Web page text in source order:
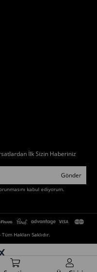
İlk Sizin Haberiniz
Gönder
kabul ediyorum.
Tüm Hakları Saklıdır.